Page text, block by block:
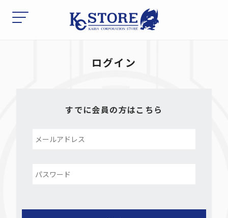
ログイン
すでに会員の方はこちら